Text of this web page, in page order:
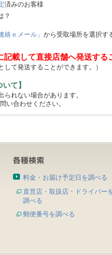
済みのお客様
？
絡ｅメール」 から受取場所を選択す
載して直接店舗へ発送する
して発送することができます。）
て】
れない場合があります。
い合わせください。
料金・お届け予定日を調べる
直営店・取扱店・ドライバー
調べる
郵便番号を調べる